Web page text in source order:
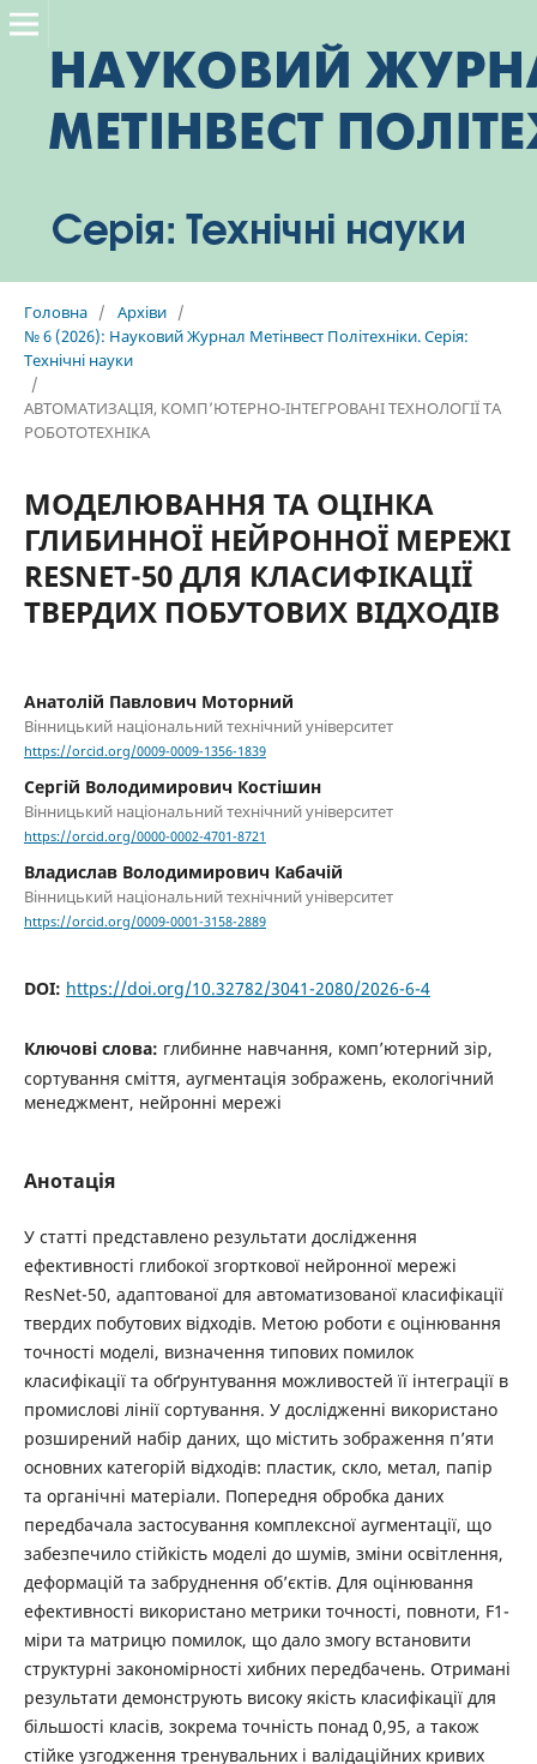
Головна / Архіви /
№ 6 (2026): Науковий Журнал Метінвест Політехніки. Серія:
Технічні науки
/
АВТОМАТИЗАЦІЯ, КОМП’ЮТЕРНО-ІНТЕГРОВАНІ ТЕХНОЛОГІЇ ТА
РОБОТОТЕХНІКА
МОДЕЛЮВАННЯ ТА ОЦІНКА
ГЛИБИННОЇ НЕЙРОННОЇ МЕРЕЖІ
RESNET-50 ДЛЯ КЛАСИФІКАЦІЇ
ТВЕРДИХ ПОБУТОВИХ ВІДХОДІВ
Анатолій Павлович Моторний
Вінницький національний технічний університет
https://orcid.org/0009-0009-1356-1839
Сергій Володимирович Костішин
Вінницький національний технічний університет
https://orcid.org/0000-0002-4701-8721
Владислав Володимирович Кабачій
Вінницький національний технічний університет
https://orcid.org/0009-0001-3158-2889
DOI: https://doi.org/10.32782/3041-2080/2026-6-4
Ключові слова: глибинне навчання, комп’ютерний зір,
сортування сміття, аугментація зображень, екологічний
менеджмент, нейронні мережі
Анотація
У статті представлено результати дослідження
ефективності глибокої згорткової нейронної мережі
ResNet-50, адаптованої для автоматизованої класифікації
твердих побутових відходів. Метою роботи є оцінювання
точності моделі, визначення типових помилок
класифікації та обґрунтування можливостей її інтеграції в
промислові лінії сортування. У дослідженні використано
розширений набір даних, що містить зображення п’яти
основних категорій відходів: пластик, скло, метал, папір
та органічні матеріали. Попередня обробка даних
передбачала застосування комплексної аугментації, що
забезпечило стійкість моделі до шумів, зміни освітлення,
деформацій та забруднення об’єктів. Для оцінювання
ефективності використано метрики точності, повноти, F1-
міри та матрицю помилок, що дало змогу встановити
структурні закономірності хибних передбачень. Отримані
результати демонструють високу якість класифікації для
більшості класів, зокрема точність понад 0,95, а також
стійке узгодження тренувальних і валідаційних кривих